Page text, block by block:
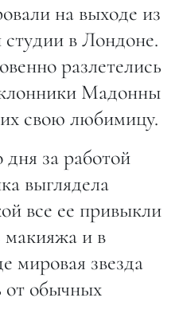
на выходе из
в Лондоне.
разлетелись
Мадонны
свою любимицу.
за работой
выглядела
все ее привыкли
макияжа и в
мировая звезда
от обычных